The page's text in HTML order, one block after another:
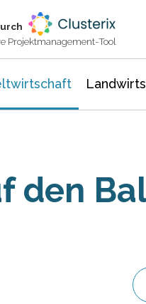
Projektmanagement-Tool
den